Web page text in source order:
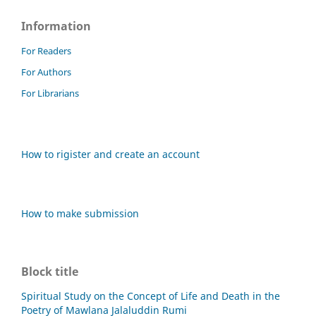
Information
For Readers
For Authors
For Librarians
How to rigister and create an account
How to make submission
Block title
Spiritual Study on the Concept of Life and Death in the
Poetry of Mawlana Jalaluddin Rumi